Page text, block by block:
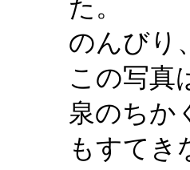
た。
のんびり
この写真
泉のちか
もすてき